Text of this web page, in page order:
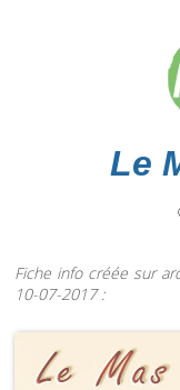
Le
Fiche info créée sur
10-07-2017 :